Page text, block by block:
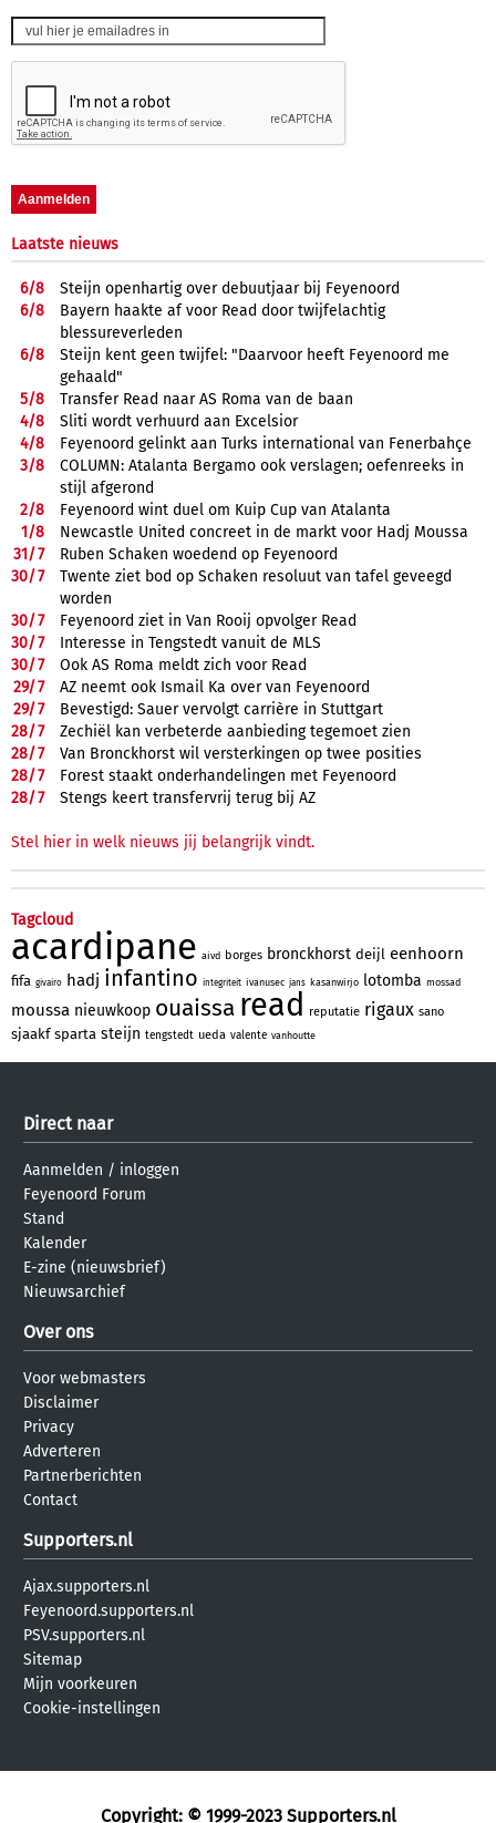
Laatste nieuws
6/8
Steijn openhartig over debuutjaar bij Feyenoord
6/8
Bayern haakte af voor Read door twijfelachtig
blessureverleden
6/8
Steijn kent geen twijfel: "Daarvoor heeft Feyenoord me
gehaald"
5/8
Transfer Read naar AS Roma van de baan
4/8
Sliti wordt verhuurd aan Excelsior
4/8
Feyenoord gelinkt aan Turks international van Fenerbahçe
3/8
COLUMN: Atalanta Bergamo ook verslagen; oefenreeks in
stijl afgerond
2/8
Feyenoord wint duel om Kuip Cup van Atalanta
1/8
Newcastle United concreet in de markt voor Hadj Moussa
31/7
Ruben Schaken woedend op Feyenoord
30/7
Twente ziet bod op Schaken resoluut van tafel geveegd
worden
30/7
Feyenoord ziet in Van Rooij opvolger Read
30/7
Interesse in Tengstedt vanuit de MLS
30/7
Ook AS Roma meldt zich voor Read
29/7
AZ neemt ook Ismail Ka over van Feyenoord
29/7
Bevestigd: Sauer vervolgt carrière in Stuttgart
28/7
Zechiël kan verbeterde aanbieding tegemoet zien
28/7
Van Bronckhorst wil versterkingen op twee posities
28/7
Forest staakt onderhandelingen met Feyenoord
28/7 Stengs keert transfervrij terug bij AZ
Stel hier in welk nieuws jij belangrijk vindt.
Tagcloud
acardipane aivd borges bronckhorst deijl eenhoorn
fifa givairo hadj infantino integriteit ivanusec jans kasanwirjo lotomba mossad
moussa nieuwkoop ouaissa read reputatie rigaux sano
sjaakf sparta steijn tengstedt ueda valente vanhoutte
Direct naar
Aanmelden / inloggen
Feyenoord Forum
Stand
Kalender
E-zine (nieuwsbrief)
Nieuwsarchief
Over ons
Voor webmasters
Disclaimer
Privacy
Adverteren
Partnerberichten
Contact
Supporters.nl
Ajax.supporters.nl
Feyenoord.supporters.nl
PSV.supporters.nl
Sitemap
Mijn voorkeuren
Cookie-instellingen
Copyright: © 1999-2023 Supporters.nl